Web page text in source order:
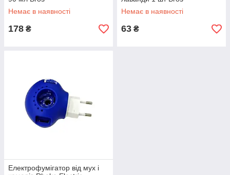
Немає в наявності
178 ₴
Немає в наявності
63 ₴
Електрофумігатор від мух і